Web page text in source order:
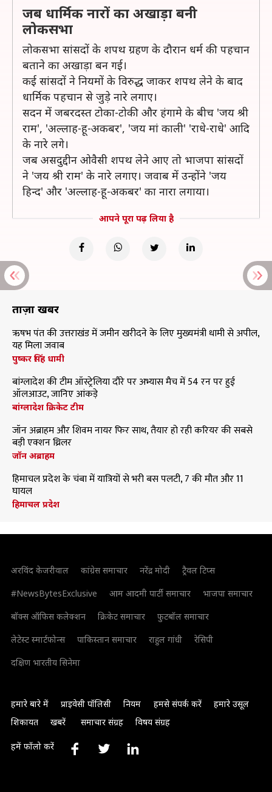
जब धार्मिक नारों का अखाड़ा बनी
लोकसभा
लोकसभा सांसदों के शपथ ग्रहण के दौरान धर्म की पहचान
बताने का अखाड़ा बन गई।
कई सांसदों ने नियमों के विरुद्ध जाकर शपथ लेने के बाद
धार्मिक पहचान से जुड़े नारे लगाए।
सदन में जबरदस्त टोका-टोकी और हंगामे के बीच 'जय श्री
राम', 'अल्लाह-हू-अकबर', 'जय मां काली' 'राधे-राधे' आदि
के नारे लगे।
जब असदुद्दीन ओवैसी शपथ लेने आए तो भाजपा सांसदों
ने 'जय श्री राम' के नारे लगाए। जवाब में उन्होंने 'जय
हिन्द' और 'अल्लाह-हू-अकबर' का नारा लगाया।
आपने पूरा पढ़ लिया है
ताज़ा खबरें
ऋषभ पंत की उत्तराखंड में जमीन खरीदने के लिए मुख्यमंत्री धामी से अपील,
यह मिला जवाब
पुष्कर सिंह धामी
बांग्लादेश की टीम ऑस्ट्रेलिया दौरे पर अभ्यास मैच में 54 रन पर हुई
ऑलआउट, जानिए आंकड़े
बांग्लादेश क्रिकेट टीम
जॉन अब्राहम और शिवम नायर फिर साथ, तैयार हो रही करियर की सबसे
बड़ी एक्शन थ्रिलर
जॉन अब्राहम
हिमाचल प्रदेश के चंबा में यात्रियों से भरी बस पलटी, 7 की मौत और 11
घायल
हिमाचल प्रदेश
अरविंद केजरीवाल कांग्रेस समाचार नरेंद्र मोदी
ट्रैवल टिप्स
#NewsBytesExclusive
आम आदमी पार्टी समाचार
भाजपा समाचार
बॉक्स ऑफिस कलेक्शन
क्रिकेट समाचार
फुटबॉल समाचार
लेटेस्ट स्मार्टफोन्स
पाकिस्तान समाचार राहुल गांधी
रेसिपी
दक्षिण भारतीय सिनेमा
हमारे बारे में प्राइवेसी पॉलिसी नियम हमसे संपर्क करें
हमारे उसूल
शिकायत
खबरें समाचार संग्रह विषय संग्रह
हमें फॉलो करें